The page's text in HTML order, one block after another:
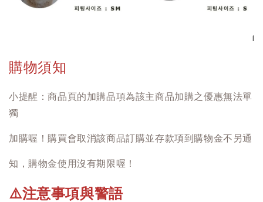
購物須知
小提醒：商品頁的加購品項為該主商品加購之優惠無法單
獨
加購喔！購買會取消該商品訂購並存款項到購物金不另通
知，購物金使用沒有期限喔！
⚠️注意事項與警語